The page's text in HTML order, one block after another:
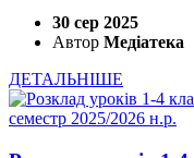
30 сер 2025
Автор Медіатека
ДЕТАЛЬНІШЕ